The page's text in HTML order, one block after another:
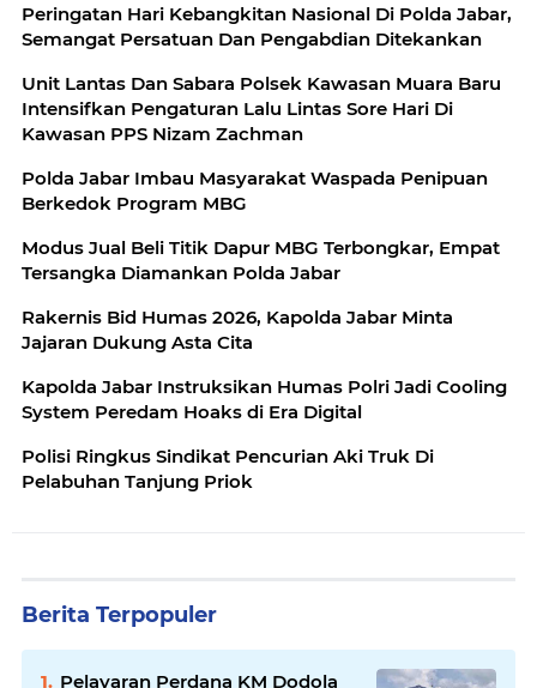
Peringatan Hari Kebangkitan Nasional Di Polda Jabar,
Semangat Persatuan Dan Pengabdian Ditekankan
Unit Lantas Dan Sabara Polsek Kawasan Muara Baru
Intensifkan Pengaturan Lalu Lintas Sore Hari Di
Kawasan PPS Nizam Zachman
Polda Jabar Imbau Masyarakat Waspada Penipuan
Berkedok Program MBG
‎Modus Jual Beli Titik Dapur MBG Terbongkar, Empat
Tersangka Diamankan Polda Jabar
‎Rakernis Bid Humas 2026, Kapolda Jabar Minta
Jajaran Dukung Asta Cita
‎Kapolda Jabar Instruksikan Humas Polri Jadi Cooling
System Peredam Hoaks di Era Digital
Polisi Ringkus Sindikat Pencurian Aki Truk Di
Pelabuhan Tanjung Priok
Berita Terpopuler
Pelayaran Perdana KM Dodola